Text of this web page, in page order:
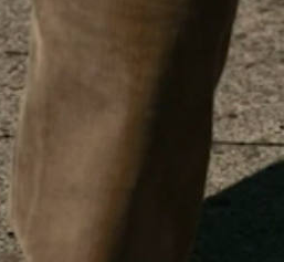
im Jahr 2000
in Stuttgart.
Potsdam. Seit
Wolfgang
am
Staatsoper in
Serail« (R: H.
er mit den